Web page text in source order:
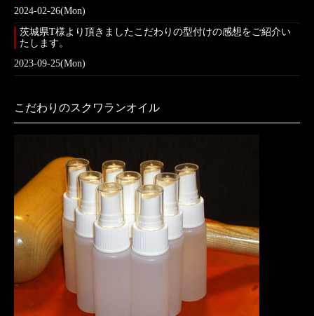
2024-02-26(Mon)
茨城県T様より頂きましたこだわりの型付けの感想をご紹介い
たします。
2023-09-25(Mon)
こだわりのスクワランオイル